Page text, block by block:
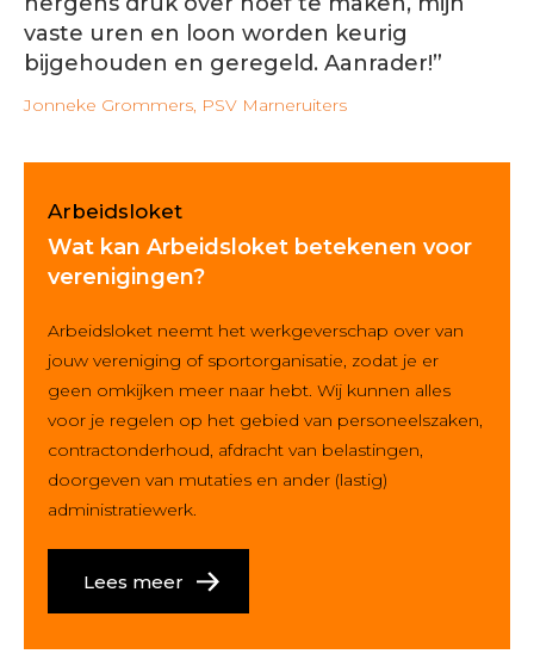
vaste uren en loon worden keurig
bijgehouden en geregeld. Aanrader!”
Jonneke Grommers, PSV Marneruiters
Arbeidsloket
Wat kan Arbeidsloket betekenen voor
verenigingen?
Arbeidsloket neemt het werkgeverschap over van
jouw vereniging of sportorganisatie, zodat je er
geen omkijken meer naar hebt. Wij kunnen alles
voor je regelen op het gebied van personeelszaken,
contractonderhoud, afdracht van belastingen,
doorgeven van mutaties en ander (lastig)
administratiewerk.
Lees meer